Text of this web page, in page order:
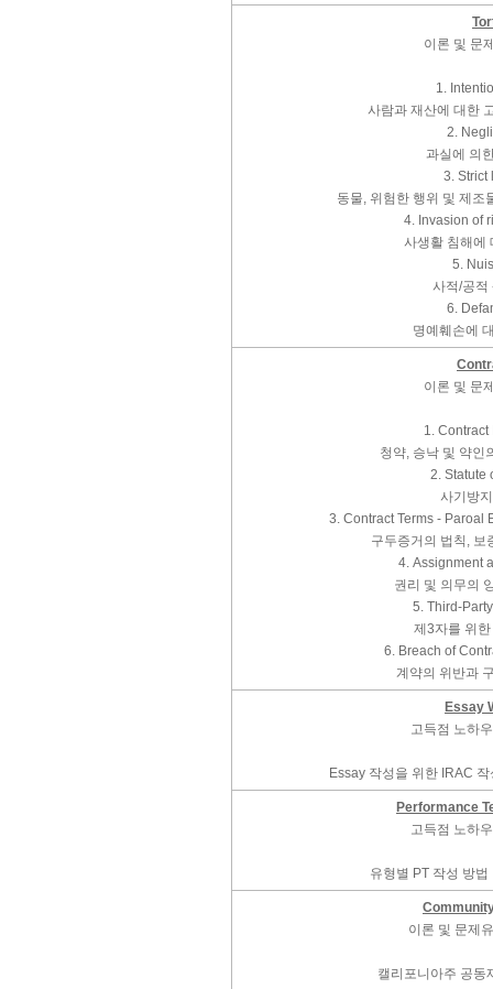
이론 및 문
1.
사람과 재산에 대한
2.
과실에 의
3. Strict
동물, 위험한 행위 및 제조
4. Invasion of
사생활 침해에
5.
사적/공적
6.
명예훼손에
이론 및 문
1. Contract
청약, 승낙 및 약인
2. Statute
사기방
3. Contract Terms - Paroal
구두증거의 법칙, 보
4. Assignment
권리 및 의무의
5. Third-
제3자를 위
6. Breach of
계약의 위반과
Essay
고득점 노하
Essay 작성을 위한 IRAC
Performance
고득점 노하
유형별 PT 작성 방
이론 및 문제
캘리포니아주 공동